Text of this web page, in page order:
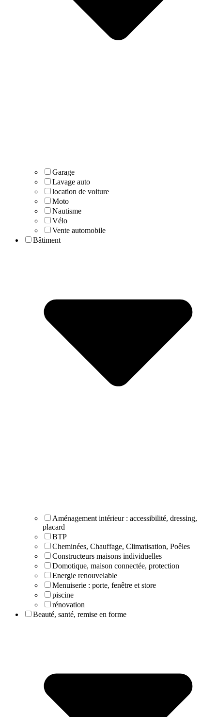
Garage
Lavage auto
location de voiture
Moto
Nautisme
Vélo
Vente automobile
Bâtiment
Aménagement intérieur : accessibilité, dressing,
placard
BTP
Cheminées, Chauffage, Climatisation, Poêles
Constructeurs maisons individuelles
Domotique, maison connectée, protection
Energie renouvelable
Menuiserie : porte, fenêtre et store
piscine
rénovation
Beauté, santé, remise en forme